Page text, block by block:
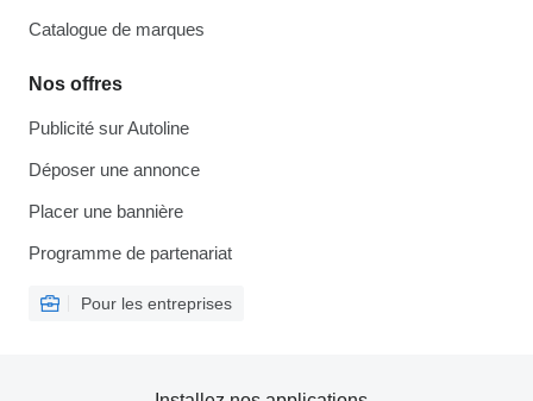
Catalogue de marques
Nos offres
Publicité sur Autoline
Déposer une annonce
Placer une bannière
Programme de partenariat
Pour les entreprises